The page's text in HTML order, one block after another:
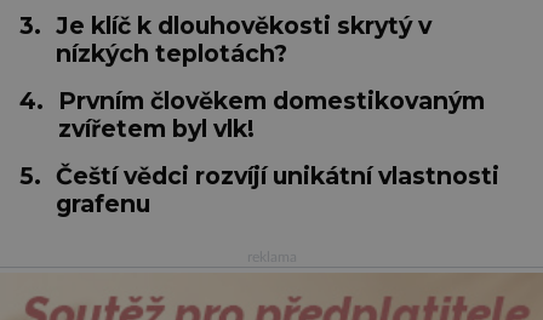
3. Je klíč k dlouhověkosti skrytý v
nízkých teplotách?
4.
Prvním člověkem domestikovaným
zvířetem byl vlk!
5. Čeští vědci rozvíjí unikátní vlastnosti
grafenu